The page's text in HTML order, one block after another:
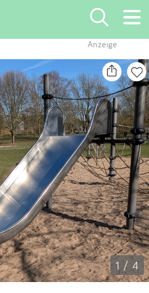
×
Suchen
Eintragen
App
Blog
Partner
Kontakt
Impressum
Anmelden
Anzeige
1 / 4